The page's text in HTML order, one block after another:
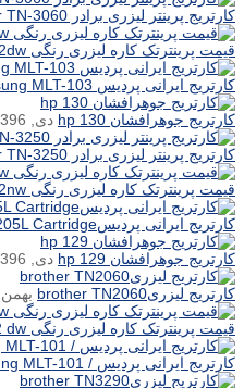
کارتریج پرینتر لیزری برادر brother TN-3060
قیمت پرینترتک کاره لیزری رنگی HP M252dw
کارتریج ایرانی پردیس Tonner Samsung MLT-103
کارتریج جوهرافشان hp 130
دی, 1396
کارتریج پرینتر لیزری برادر brother TN-3250
قیمت پرینترتک کاره لیزری رنگی HP M452nw
کارتریج ایرانی پردیسSamsung 205L Cartridge
کارتریج جوهرافشان hp 129
دی, 1396
کارتریج لیزریbrother TN2060
بهمن, 1396
قیمت پرینترتک کاره لیزری رنگی HP M452 dw
کارتریج ایرانی پردیس / Tonner Samsung MLT-101